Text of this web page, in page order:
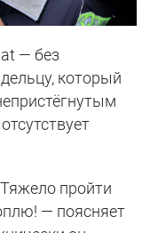
— без
который
пройти
— поясняет